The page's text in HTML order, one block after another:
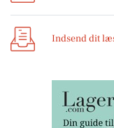
Indsend dit